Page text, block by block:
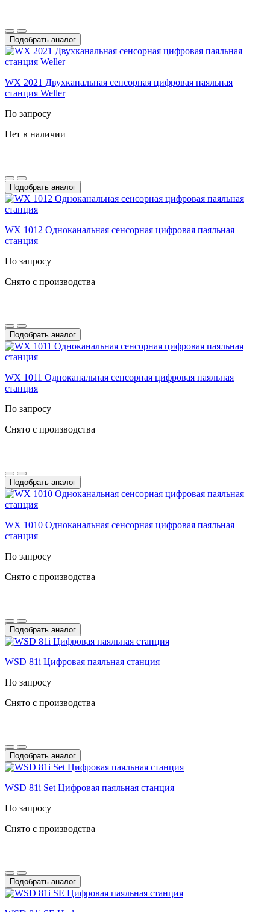
Подобрать аналог
WX 2021 Двухканальная сенсорная цифровая паяльная
станция Weller
По запросу
Нет в наличии
Подобрать аналог
WX 1012 Одноканальная сенсорная цифровая паяльная
станция
По запросу
Снято с производства
Подобрать аналог
WX 1011 Одноканальная сенсорная цифровая паяльная
станция
По запросу
Снято с производства
Подобрать аналог
WX 1010 Одноканальная сенсорная цифровая паяльная
станция
По запросу
Снято с производства
Подобрать аналог
WSD 81i Цифровая паяльная станция
По запросу
Снято с производства
Подобрать аналог
WSD 81i Set Цифровая паяльная станция
По запросу
Снято с производства
Подобрать аналог